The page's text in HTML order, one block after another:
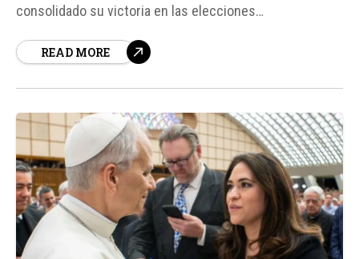
consolidado su victoria en las elecciones
mujer elegida mediante voto popular para ocupar la
READ MORE